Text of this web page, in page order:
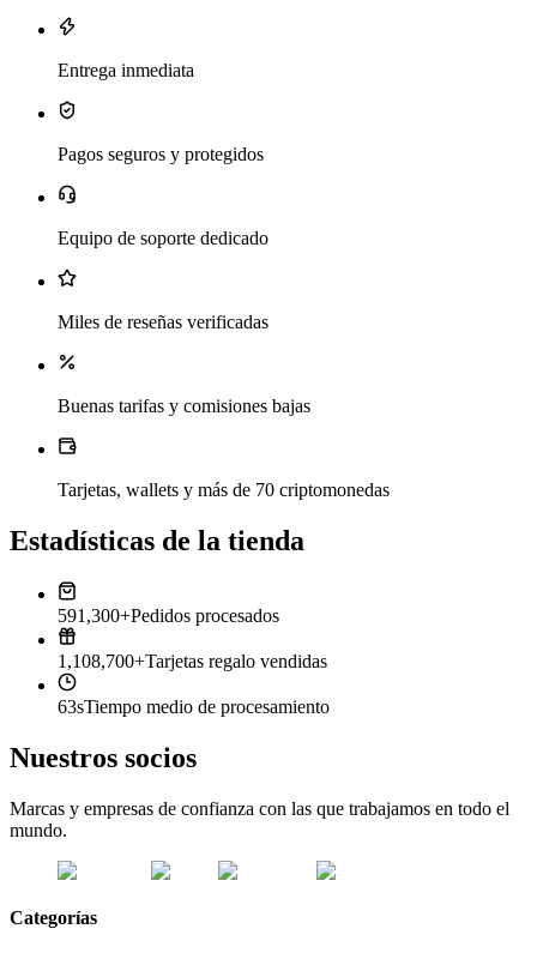
Entrega inmediata
Pagos seguros y protegidos
Equipo de soporte dedicado
Miles de reseñas verificadas
Buenas tarifas y comisiones bajas
Tarjetas, wallets y más de 70 criptomonedas
Estadísticas de la tienda
591,300+Pedidos procesados
1,108,700+Tarjetas regalo vendidas
63sTiempo medio de procesamiento
Nuestros socios
Marcas y empresas de confianza con las que trabajamos en todo el
mundo.
Categorías